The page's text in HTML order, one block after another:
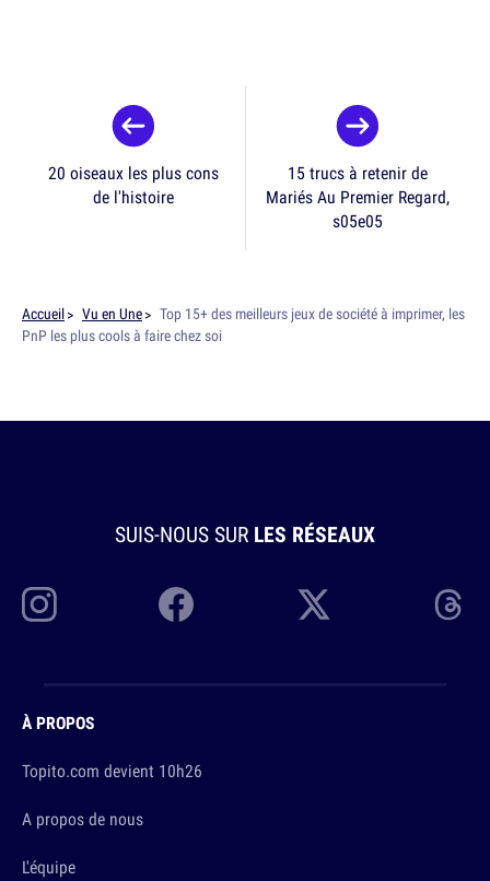
20 oiseaux les plus cons
de l'histoire
15 trucs à retenir de
Mariés Au Premier Regard,
s05e05
Accueil Vu en Une
Top 15+ des meilleurs jeux de société à imprimer, les
PnP les plus cools à faire chez soi
SUIS-NOUS SUR LES RÉSEAUX
À PROPOS
Topito.com devient 10h26
A propos de nous
L'équipe